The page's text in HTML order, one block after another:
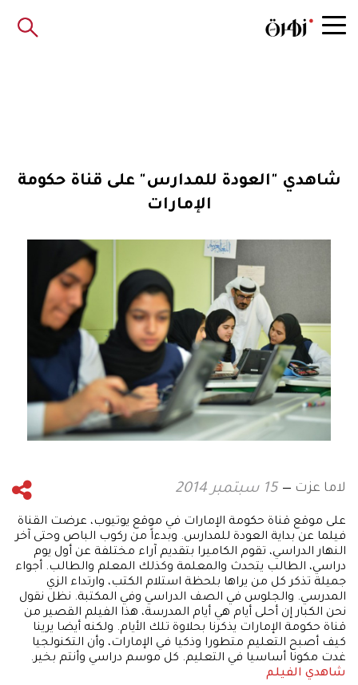
شاهدي "العودة للمدارس" على قناة حكومة
الإمارات
لاما عزت 15 سبتمبر 2014
على موقع قناة حكومة الإمارات في موقع يوتيوب، عرضت القناة
فيلما عن بداية العودة للمدارس. وبدءاً من ركوب الباص وحتى آخر
النهار الدراسي، تقوم الكاميرا بتقديم آراء مختلفة عن أول يوم
دراسي، الطالب يتحدث والمعلمة وكذلك المعلم والطالب. أجواء
جميلة تذكر كل من يراها بلحظة استلام الكتب، وارتداء الزي
المدرسي. والجلوس في الصف الدراسي وفي المكتبة. نظل نقول
نحن الكبار إن أحلى أيام هي أيام المدرسة، هذا الفيلم القصير من
قناة حكومة الإمارات يذكرنا بحلاوة تلك الأيام. ولكنه أيضا يرينا
كيف أصبح التعليم متطورا وذكيا في الإمارات، وأن التكنولجيا
غدت مكونا أساسيا في التعليم. كل موسم دراسي وأنتم بخير.
شاهدي الفيلم